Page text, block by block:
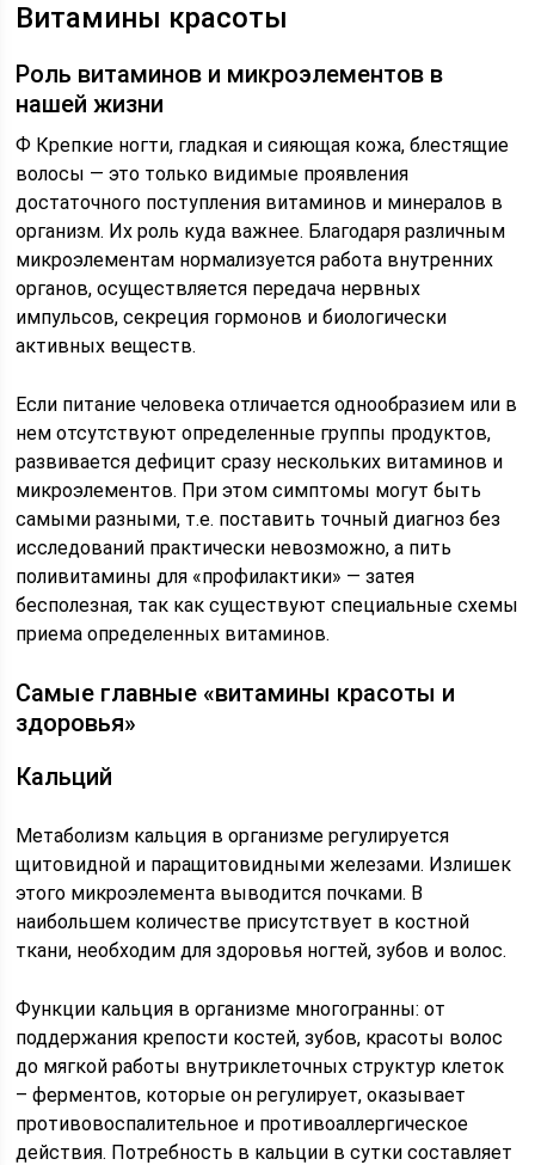
Витамины красоты
Роль витаминов и микроэлементов в
нашей жизни
Ф Крепкие ногти, гладкая и сияющая кожа, блестящие
волосы — это только видимые проявления
достаточного поступления витаминов и минералов в
организм. Их роль куда важнее. Благодаря различным
микроэлементам нормализуется работа внутренних
органов, осуществляется передача нервных
импульсов, секреция гормонов и биологически
активных веществ.
Если питание человека отличается однообразием или в
нем отсутствуют определенные группы продуктов,
развивается дефицит сразу нескольких витаминов и
микроэлементов. При этом симптомы могут быть
самыми разными, т.е. поставить точный диагноз без
исследований практически невозможно, а пить
поливитамины для «профилактики» — затея
бесполезная, так как существуют специальные схемы
приема определенных витаминов.
Самые главные «витамины красоты и
здоровья»
Кальций
Метаболизм кальция в организме регулируется
щитовидной и паращитовидными железами. Излишек
этого микроэлемента выводится почками. В
наибольшем количестве присутствует в костной
ткани, необходим для здоровья ногтей, зубов и волос.
Функции кальция в организме многогранны: от
поддержания крепости костей, зубов, красоты волос
до мягкой работы внутриклеточных структур клеток
– ферментов, которые он регулирует, оказывает
противовоспалительное и противоаллергическое
действия. Потребность в кальции в сутки составляет